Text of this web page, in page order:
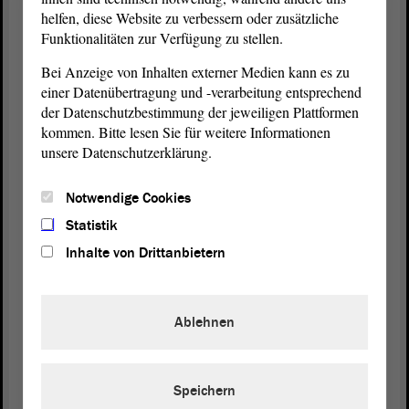
(Rüdiger Erben, SPD: Ich habe eine Frage gestellt!)
- Sie haben gesagt, wir sollen uns nicht profilieren.
Das wollte ich zurückgeben.
(Rüdiger Erben, SPD: Frage!)
Herr Erben, ich bitte Sie, keinen Dialog zu führen.
Das ist die Rede von Frau Godenrath.
Kerstin Godenrath (CDU):
helfen, diese Website zu verbessern oder zusätzliche
Funktionalitäten zur Verfügung zu stellen.
Bei Anzeige von Inhalten externer Medien kann es zu
einer Datenübertragung und -verarbeitung entsprechend
der Datenschutzbestimmung der jeweiligen Plattformen
kommen. Bitte lesen Sie für weitere Informationen
unsere Datenschutzerklärung.
Notwendige Cookies
Statistik
Inhalte von Drittanbietern
Ablehnen
Speichern